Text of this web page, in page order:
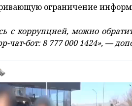
ограничение
с коррупцией, можно
чат-бот: 8 777 000 1424», —